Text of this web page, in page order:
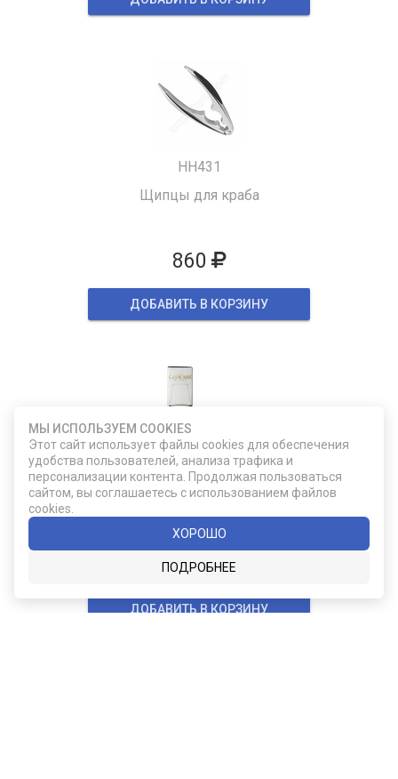
HH431
Щипцы для краба
860
ДОБАВИТЬ В КОРЗИНУ
F355/31-02
Подарочный набор из двух бокалов для
виски Glencairn
2 490
ДОБАВИТЬ В КОРЗИНУ
МЫ ИСПОЛЬЗУЕМ COOKIES
Этот сайт использует файлы cookies для обеспечения
удобства пользователей, анализа трафика и
персонализации контента. Продолжая пользоваться
сайтом, вы соглашаетесь с использованием файлов
cookies.
ХОРОШО
ПОДРОБНЕЕ